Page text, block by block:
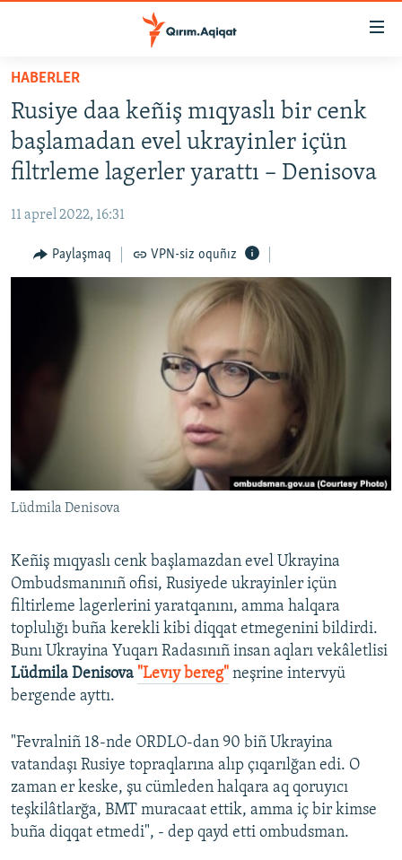
Esas
qaytmaq
Baş
navigatsiyağa
qaytmaq
Qıdıruvğa
qaytmaq
SİYASET
İQTİSADİYAT
MEDENİYET
İNSAN AQLARI
BLOGLAR
QOŞULIÑIZ!
RFE/RS bütün saytları
HABERLER
Rusiye daa keñiş mıqyaslı bir cenk
başlamadan evel ukrayinler içün
filtrleme lagerler yarattı – Denisova
11 aprel 2022, 16:31
Paylaşmaq VPN-siz oquñız
Lüdmila Denisova
Keñiş mıqyaslı cenk başlamazdan evel Ukrayina
Ombudsmanınıñ ofisi, Rusiyede ukrayinler içün
filtirleme lagerlerini yaratqanını, amma halqara
toplulığı buña kerekli kibi diqqat etmegenini bildirdi.
Bunı Ukrayina Yuqarı Radasınıñ insan aqları vekâletlisi
Lüdmila Denisova "Levıy bereg" neşrine intervyü
bergende ayttı.
"Fevralniñ 18-nde ORDLO-dan 90 biñ Ukrayina
vatandaşı Rusiye topraqlarına alıp çıqarılğan edi. O
zaman er keske, şu cümleden halqara aq qoruyıcı
teşkilâtlarğa, BMT muracaat ettik, amma iç bir kimse
buña diqqat etmedi", - dep qayd etti ombudsman.